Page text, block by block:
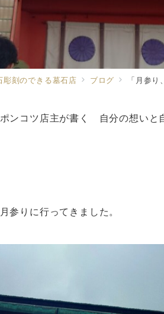
彫刻のできる墓石店 ブログ 「月参
コツ店主が書く 自分の想いと自
参りに行ってきました。